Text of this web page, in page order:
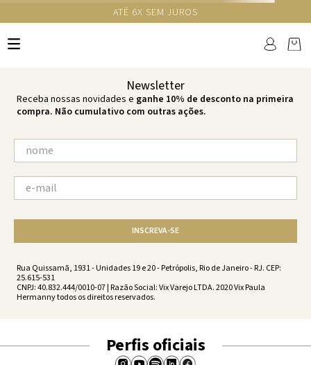
GANHE 10% NA PRIMEIRA COMPRA COM O CUPOM NEWS10
não encontramos resultados para:
'energy-firenze-single-tortuga-top-
energy-ss211001-1866'
O que você está procurando?